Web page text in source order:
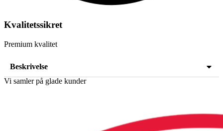
Kvalitetssikret
Premium kvalitet
Beskrivelse
Vi samler på glade kunder